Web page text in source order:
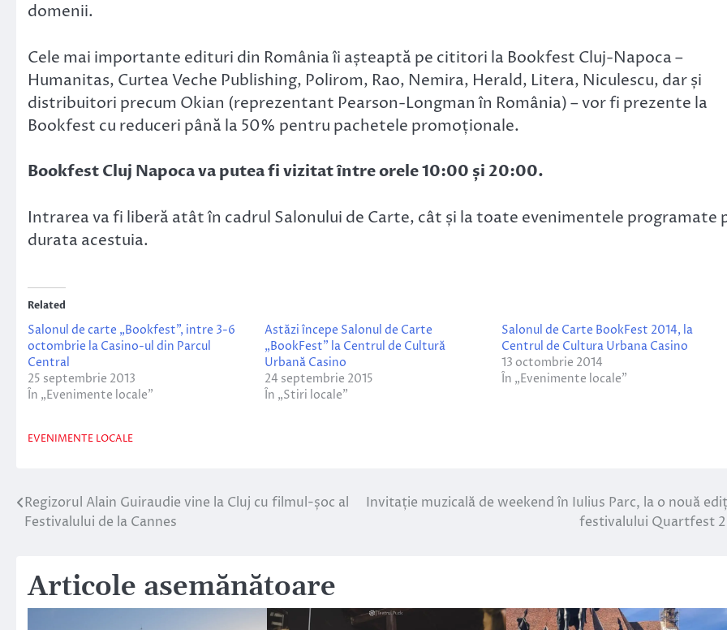
domenii.
Cele mai importante edituri din România îi așteaptă pe cititori la Bookfest Cluj-Napoca –
Humanitas, Curtea Veche Publishing, Polirom, Rao, Nemira, Herald, Litera, Niculescu, dar și
distribuitori precum Okian (reprezentant Pearson-Longman în România) – vor fi prezente la
Bookfest cu reduceri până la 50% pentru pachetele promoționale.
Bookfest Cluj Napoca va putea fi vizitat între orele 10:00 și 20:00.
Intrarea va fi liberă atât în cadrul Salonului de Carte, cât și la toate evenimentele programate
durata acestuia.
Related
Salonul de carte „Bookfest”, intre 3-6
octombrie la Casino-ul din Parcul
Central
25 septembrie 2013
În „Evenimente locale”
Astăzi începe Salonul de Carte
„BookFest” la Centrul de Cultură
Urbană Casino
24 septembrie 2015
În „Stiri locale”
Salonul de Carte BookFest 2014, la
Centrul de Cultura Urbana Casino
13 octombrie 2014
În „Evenimente locale”
EVENIMENTE LOCALE
Navigare
Regizorul Alain Guiraudie vine la Cluj cu filmul-șoc al
Festivalului de la Cannes
Invitație muzicală de weekend în Iulius Parc, la o nouă
festivalului Quartfest
Articole asemănătoare